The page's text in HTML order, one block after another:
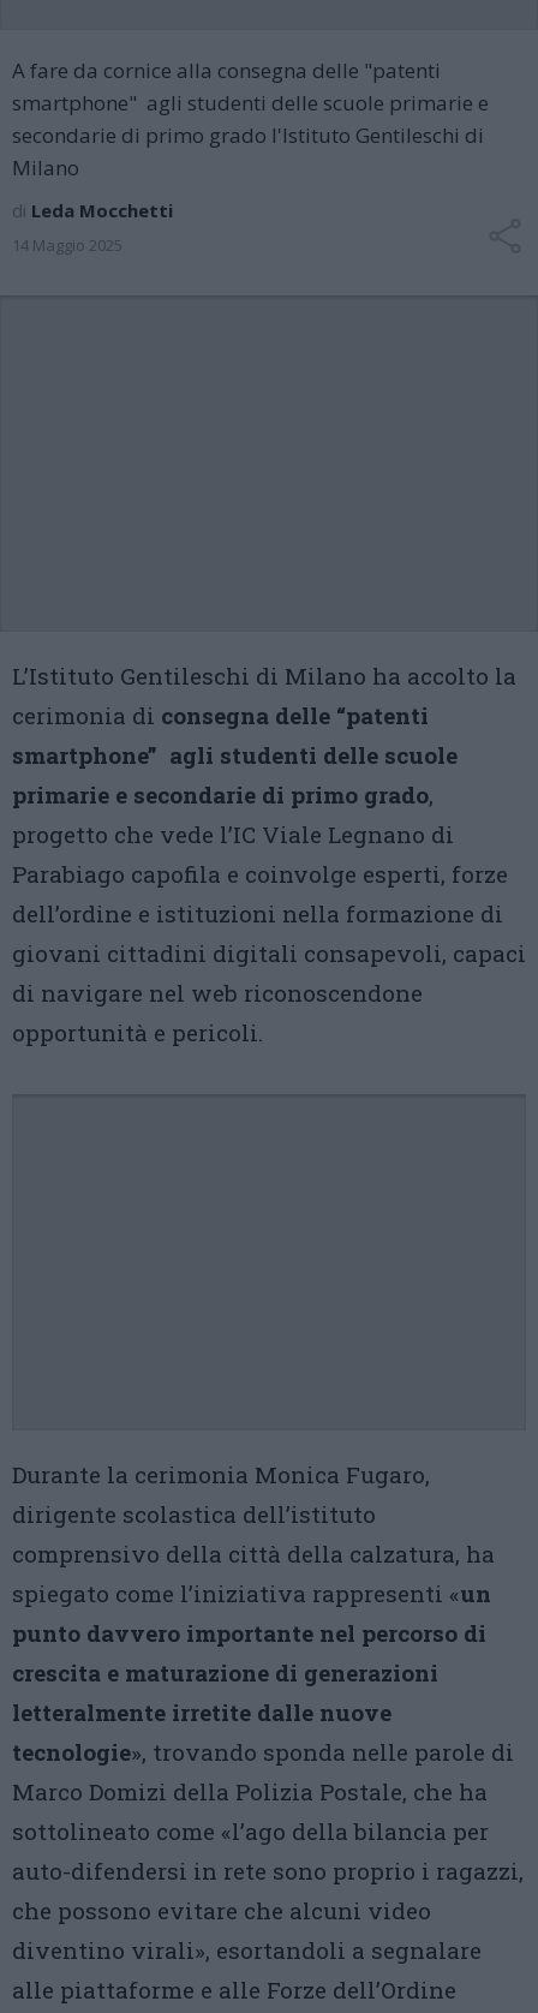
A fare da cornice alla consegna delle "patenti
smartphone" agli studenti delle scuole primarie e
secondarie di primo grado l'Istituto Gentileschi di
Milano
di Leda Mocchetti
14 Maggio 2025
L’Istituto Gentileschi di Milano ha accolto la
cerimonia di consegna delle “patenti
smartphone” agli studenti delle scuole
primarie e secondarie di primo grado,
progetto che vede l’IC Viale Legnano di
Parabiago capofila e coinvolge esperti, forze
dell’ordine e istituzioni nella formazione di
giovani cittadini digitali consapevoli, capaci
di navigare nel web riconoscendone
opportunità e pericoli.
Durante la cerimonia Monica Fugaro,
dirigente scolastica dell’istituto
comprensivo della città della calzatura, ha
spiegato come l’iniziativa rappresenti «un
punto davvero importante nel percorso di
crescita e maturazione di generazioni
letteralmente irretite dalle nuove
tecnologie», trovando sponda nelle parole di
Marco Domizi della Polizia Postale, che ha
sottolineato come «l’ago della bilancia per
auto-difendersi in rete sono proprio i ragazzi,
che possono evitare che alcuni video
diventino virali», esortandoli a segnalare
alle piattaforme e alle Forze dell’Ordine